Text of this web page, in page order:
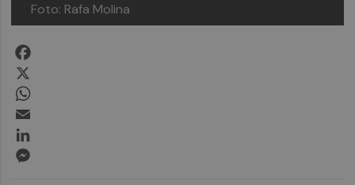
Foto: Rafa Molina